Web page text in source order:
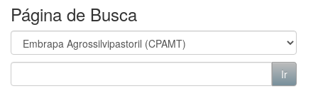
Página de Busca